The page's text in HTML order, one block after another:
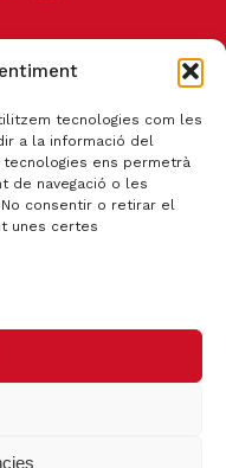
tecnologies com les
a la informació del
ens permetrà
de navegació o les
consentir o retirar el
unes certes